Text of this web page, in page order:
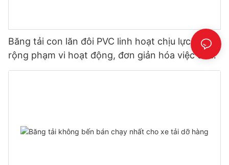
Băng tải con lăn đôi PVC linh hoạt chịu lực – Mở
rộng phạm vi hoạt động, đơn giản hóa việc dỡ
hàng